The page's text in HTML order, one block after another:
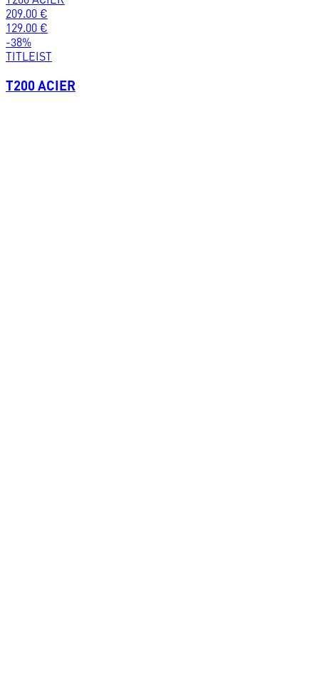
209.00 €
129.00 €
-38%
TITLEIST
T200 ACIER